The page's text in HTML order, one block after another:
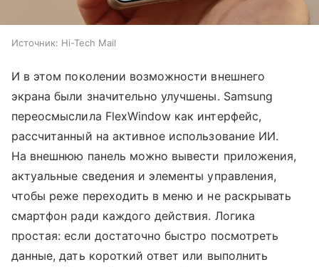
Источник: Hi-Tech Mail
И в этом поколении возможности внешнего
экрана были значительно улучшены. Samsung
переосмыслила FlexWindow как интерфейс,
рассчитанный на активное использование ИИ.
На внешнюю панель можно вывести приложения,
актуальные сведения и элементы управления,
чтобы реже переходить в меню и не раскрывать
смартфон ради каждого действия. Логика
простая: если достаточно быстро посмотреть
данные, дать короткий ответ или выполнить